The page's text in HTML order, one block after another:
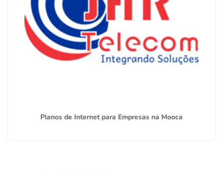
Planos de Internet para Empresas na Mooca